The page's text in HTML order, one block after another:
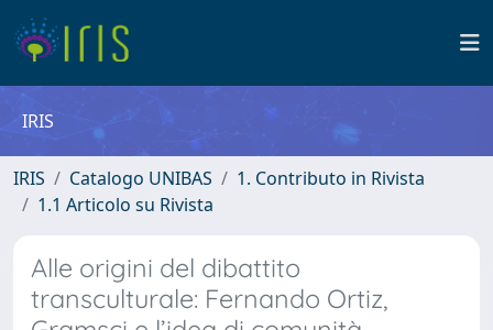
IRIS
IRIS Catalogo UNIBAS
1. Contributo in Rivista
1.1 Articolo su Rivista
Alle origini del dibattito
transculturale: Fernando Ortiz,